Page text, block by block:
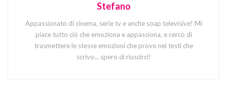
Stefano
Appassionato di cinema, serie tv e anche soap televisive! Mi
piace tutto ciò che emoziona e appassiona, e cerco di
trasmettere le stesse emozioni che provo nei testi che
scrivo... spero di riuscirci!